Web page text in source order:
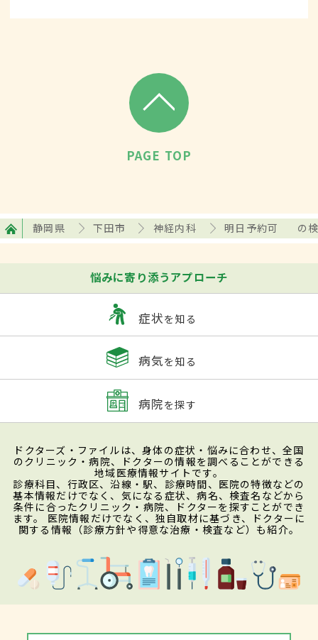
PAGE TOP
静岡県 下田市 神経内科 明日予約可 の
悩みに寄り添うアプローチ
症状を知る
病気を知る
病院を探す
ドクターズ・ファイルは、身体の症状・悩みに合わせ、全国
のクリニック・病院、ドクターの情報を調べることができる
地域医療情報サイトです。
診療科目、行政区、沿線・駅、診療時間、医院の特徴などの
基本情報だけでなく、気になる症状、病名、検査名などから
条件に合ったクリニック・病院、ドクターを探すことができ
ます。 医院情報だけでなく、独自取材に基づき、ドクターに
関する情報（診療方針や得意な治療・検査など）も紹介。